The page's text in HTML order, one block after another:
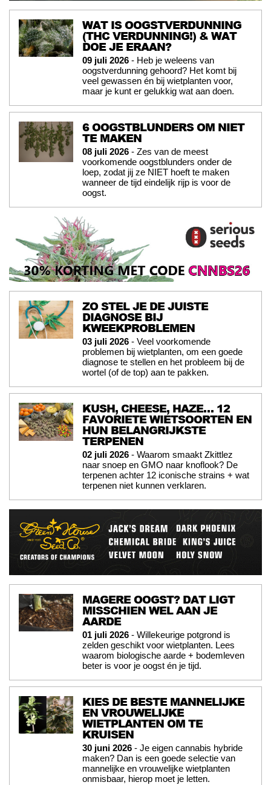
WAT IS OOGSTVERDUNNING
(THC VERDUNNING!) & WAT
DOE JE ERAAN?
09 juli 2026 - Heb je weleens van
oogstverdunning gehoord? Het komt bij
veel gewassen én bij wietplanten voor,
maar je kunt er gelukkig wat aan doen.
6 OOGSTBLUNDERS OM NIET
TE MAKEN
08 juli 2026 - Zes van de meest
voorkomende oogstblunders onder de
loep, zodat jij ze NIET hoeft te maken
wanneer de tijd eindelijk rijp is voor de
oogst.
ZO STEL JE DE JUISTE
DIAGNOSE BIJ
KWEEKPROBLEMEN
03 juli 2026 - Veel voorkomende
problemen bij wietplanten, om een goede
diagnose te stellen en het probleem bij de
wortel (of de top) aan te pakken.
KUSH, CHEESE, HAZE… 12
FAVORIETE WIETSOORTEN EN
HUN BELANGRIJKSTE
TERPENEN
02 juli 2026 - Waarom smaakt Zkittlez
naar snoep en GMO naar knoflook? De
terpenen achter 12 iconische strains + wat
terpenen niet kunnen verklaren.
MAGERE OOGST? DAT LIGT
MISSCHIEN WEL AAN JE
AARDE
01 juli 2026 - Willekeurige potgrond is
zelden geschikt voor wietplanten. Lees
waarom biologische aarde + bodemleven
beter is voor je oogst én je tijd.
KIES DE BESTE MANNELIJKE
EN VROUWELIJKE
WIETPLANTEN OM TE
KRUISEN
30 juni 2026 - Je eigen cannabis hybride
maken? Dan is een goede selectie van
mannelijke en vrouwelijke wietplanten
onmisbaar, hierop moet je letten.